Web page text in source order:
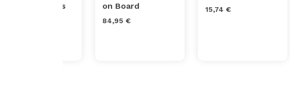
Gris
on Board
84,95 €
15,74 €